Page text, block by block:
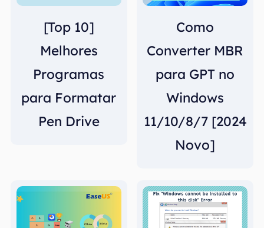
[Top 10]
Melhores
Programas
para Formatar
Pen Drive
Como
Converter MBR
para GPT no
Windows
11/10/8/7 [2024
Novo]